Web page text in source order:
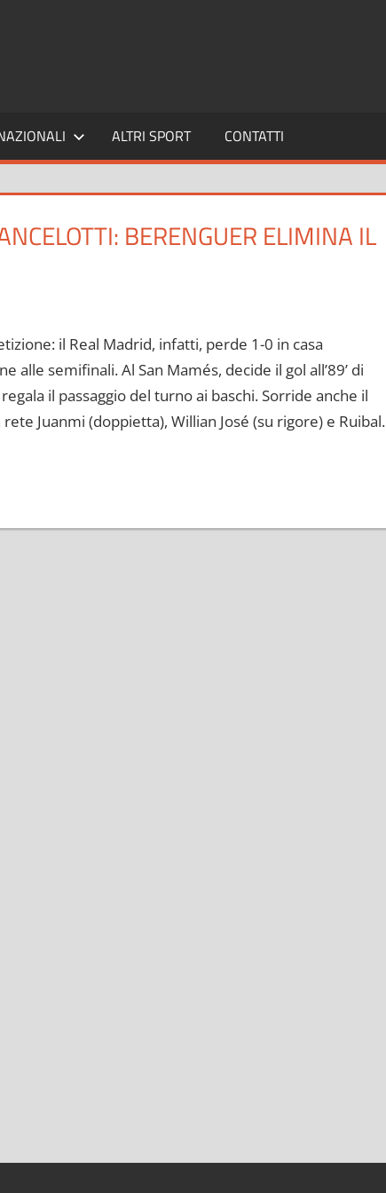
ALTRI SPORT CONTATTI
BERENGUER ELIMINA IL
il Real Madrid, infatti, perde 1-0 in casa
alle semifinali. Al San Mamés, decide il gol all’89’ di
il passaggio del turno ai baschi. Sorride anche il
Juanmi (doppietta), Willian José (su rigore) e Ruibal.